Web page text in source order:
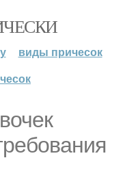
виды причесок